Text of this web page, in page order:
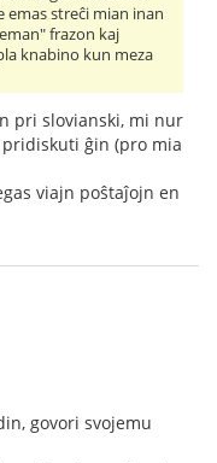
emas streĉi mian inan
frazon kaj
knabino kun meza
pri slovianski, mi nur
ĝin (pro mia
viajn poŝtaĵojn en
govori svojemu